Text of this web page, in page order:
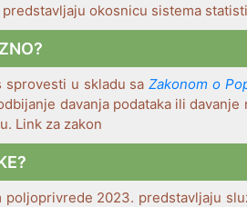
okosnicu sistema
sprovesti u skladu saZakonom o
davanja podataka ili
Link za zakon
2023. predstavljaju